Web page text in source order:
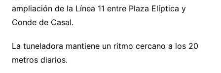
ampliación de la Línea 11 entre Plaza Elíptica y
Conde de Casal.
La tuneladora mantiene un ritmo cercano a los 20
metros diarios.